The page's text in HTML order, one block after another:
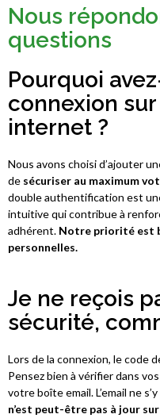
Nous
questions
Pourquoi
connexion
internet ?
Nous avons choisi d’ajouter
de sécuriser au maximum
double authentification est
intuitive qui contribue à
adhérent. Notre priorité est
personnelles.
Je ne reçois
sécurité,
Lors de la connexion, le code
Pensez bien à vérifier dans
votre boîte email. L’email ne
n’est peut-être pas à jour